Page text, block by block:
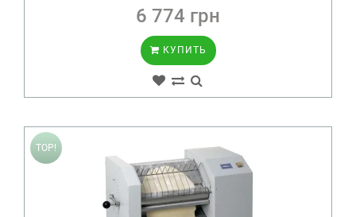
6 774 грн
КУПИТЬ
TOP!